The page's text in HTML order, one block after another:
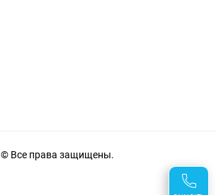
© Все права защищены.